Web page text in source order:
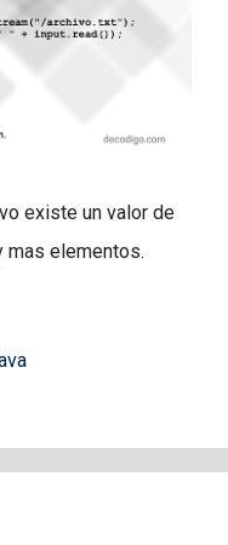
existe un valor de
mas elementos.